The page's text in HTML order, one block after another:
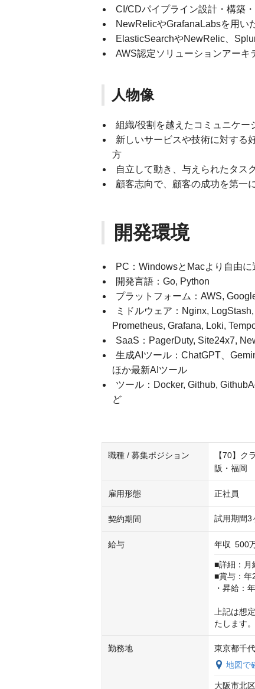
CI/CDパイプライン設計・構築
NewRelicやGrafanaLabsを用い
ElasticSearchやNewRelic、
AWS認定ソリューションアー
人物像
組織/役割を越えたコミュニケー
新しいサービスや技術に対する
方
自立して動き、与えられたタス
顧客志向で、顧客の成功を第一
開発環境
PC：WindowsとMacより自由に
開発言語：Go, Python
プラットフォーム：AWS,
ミドルウェア：Nginx,
Prometheus, Grafana, Loki,
SaaS：PagerDuty, Site24x7,
生成AIツール：ChatGPT、
ほか最新AIツール
ツール：Docker, Github,
ど
職種 / 募集ポジション
【70】ク
阪・福岡
雇用形態 正社員
契約期間 試用期間3
給与 年収 500
■詳細：月
■賞与：年
・昇給：
上記は想
たします。
勤務地
東京都千
地図で
大阪市北